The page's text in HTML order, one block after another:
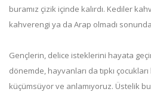
buramız çizik içinde kalırdı. Kediler
kahverengi ya da Arap olmadı
Gençlerin, delice isteklerini hayata
dönemde, hayvanları da tıpkı
küçümsüyor ve anlamıyoruz. Üstelik